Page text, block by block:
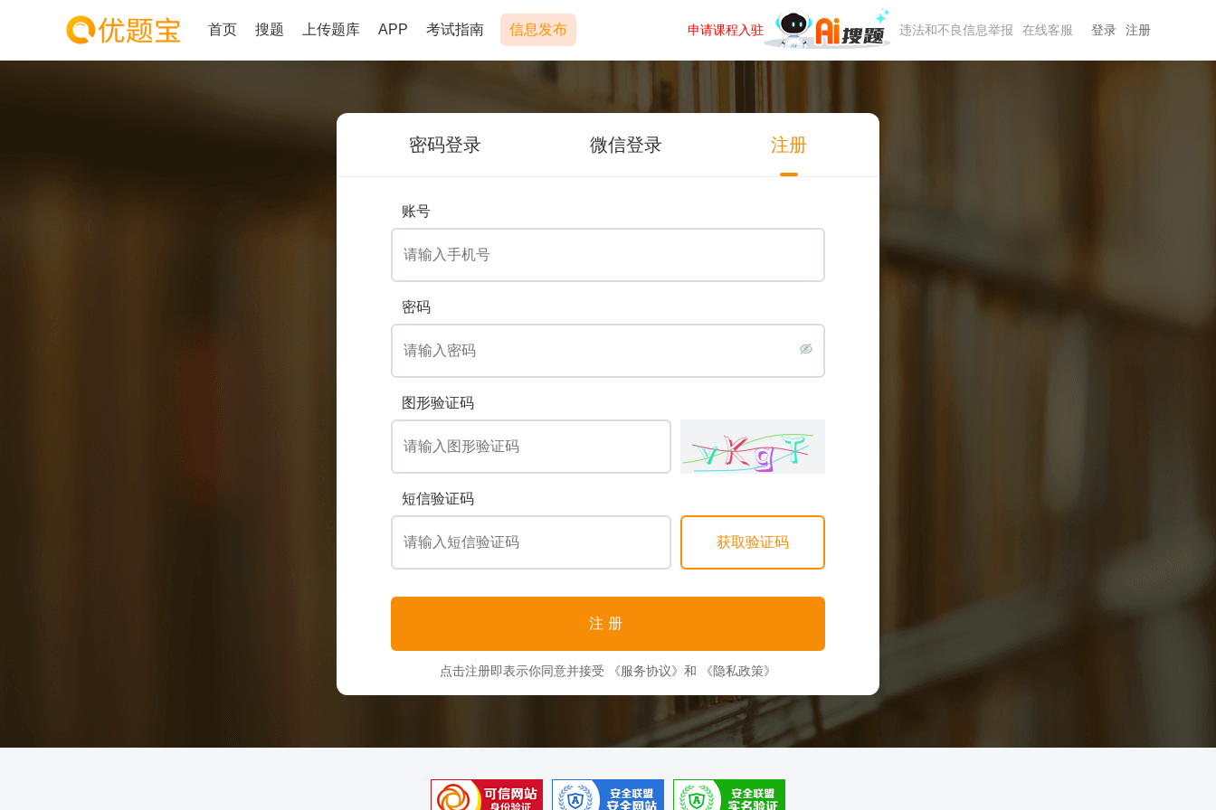
首页 搜题 上传题库 APP 考试指南 信息发布 申请课程入驻 违法和不良信息举报 在线客服 登录 注册
密码登录 微信登录 注册
账号
密码
图形验证码
短信验证码
注册
点击注册即表示你同意并接受 《服务协议》 和 《隐私政策》